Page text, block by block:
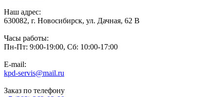
Наш адрес:
630082, г. Новосибирск, ул. Дачная, 62 В
Часы работы:
Пн-Пт: 9:00-19:00, Сб: 10:00-17:00
E-mail:
kpd-servis@mail.ru
Заказ по телефону